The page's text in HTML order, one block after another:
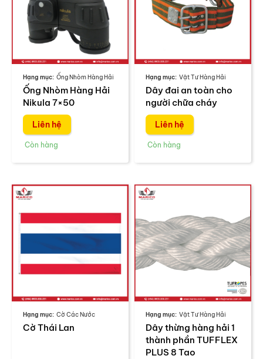
Ống Nhòm Hàng Hải
Ống Nhòm Hàng Hải
Nikula 7×50
Liên hệ
Vật Tư Hàng Hải
Dây đai an toàn cho
người chữa cháy
Liên hệ
Cờ Các Nước
Cờ Thái Lan
Vật Tư Hàng Hải
Dây thừng hàng hải 1
thành phần TUFFLEX
PLUS 8 Tao